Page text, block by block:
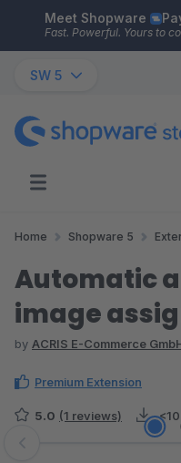
Skip to main content
Meet Shopware
Fast. Powerful. Yours to
SW 5
Home Shopware 5
Automatic
image
by ACRIS E-Commerce
Premium Extension
5.0 (1 reviews)
Skip image gallery